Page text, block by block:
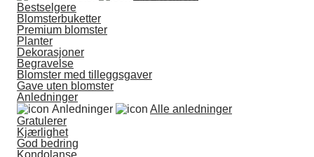
Bestselgere
Blomsterbuketter
Premium blomster
Planter
Dekorasjoner
Begravelse
Blomster med tilleggsgaver
Gave uten blomster
Anledninger
Anledninger
Alle anledninger
Gratulerer
Kjærlighet
God bedring
Kondolanse